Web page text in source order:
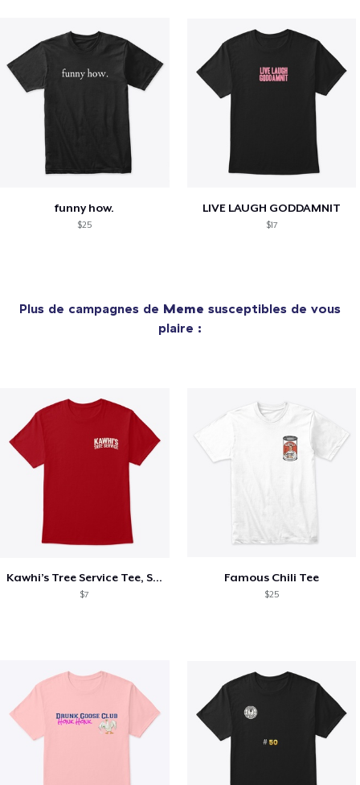
funny how.
$25
LIVE LAUGH GODDAMNIT
$17
Plus de campagnes de Meme susceptibles de vous
plaire :
Kawhi’s Tree Service Tee, Shirts, Mug
$7
Famous Chili Tee
$25